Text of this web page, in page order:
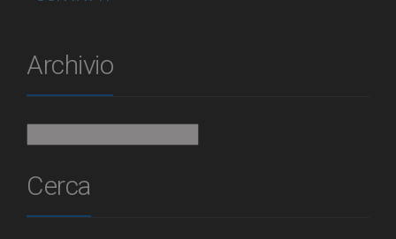
Archivio
Cerca